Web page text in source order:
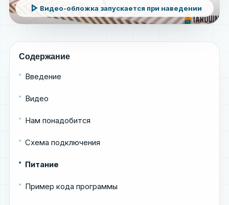
play_arrow Видео-обложка запускается при наведении
Содержание
Введение
Видео
Нам понадобится
Схема подключения
Питание
Пример кода программы